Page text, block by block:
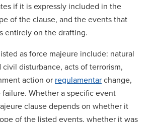
if it is expressly included in the
of the clause, and the events that
entirely on the drafting.
as force majeure include: natural
civil disturbance, acts of terrorism,
action or regulamentarchange,
Whether a specific event
clause depends on whether it
of the listed events, whether it was